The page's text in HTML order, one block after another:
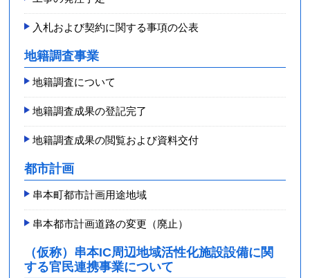
入札および契約に関する事項の公表
地籍調査事業
地籍調査について
地籍調査成果の登記完了
地籍調査成果の閲覧および資料交付
都市計画
串本町都市計画用途地域
串本都市計画道路の変更（廃止）
（仮称）串本IC周辺地域活性化施設設備に関
する官民連携事業について